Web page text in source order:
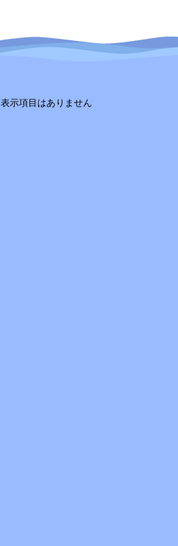
表示項目はありません